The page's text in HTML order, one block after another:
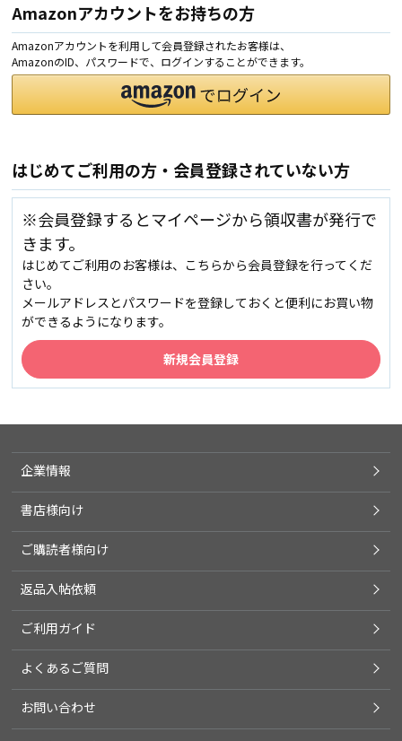
Amazonアカウントをお持ちの方
Amazonアカウントを利用して会員登録されたお客様は、
AmazonのID、パスワードで、ログインすることができます。
はじめてご利用の方・会員登録されていない方
※会員登録するとマイページから領収書が発行で
きます。
はじめてご利用のお客様は、こちらから会員登録を行ってくだ
さい。
メールアドレスとパスワードを登録しておくと便利にお買い物
ができるようになります。
企業情報
書店様向け
ご購読者様向け
返品入帖依頼
ご利用ガイド
よくあるご質問
お問い合わせ